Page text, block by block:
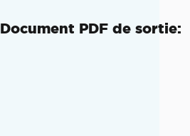
</select>
Document PDF de sortie: